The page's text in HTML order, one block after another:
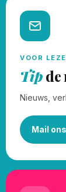
VOOR
Tipde
Nieuws,
Mail ons